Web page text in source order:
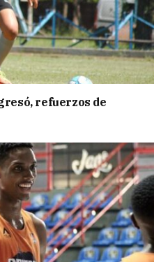
refuerzos de